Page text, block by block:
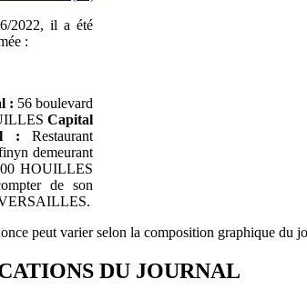
2022, il a été
:
: 56 boulevard
Capital
: Restaurant
demeurant
HOUILLES
de son
peut varier selon la composition graphique du
DU JOURNAL